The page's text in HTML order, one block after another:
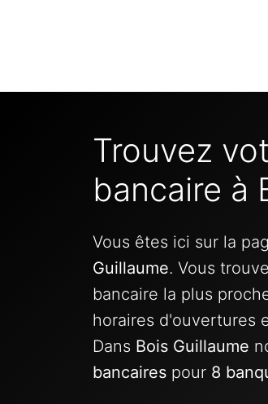
Trouvez
bancaire à
Vous êtes ici sur la
Guillaume. Vous
bancaire la plus
horaires d'ouvertures
Dans Bois Guillaume
bancaires pour 8